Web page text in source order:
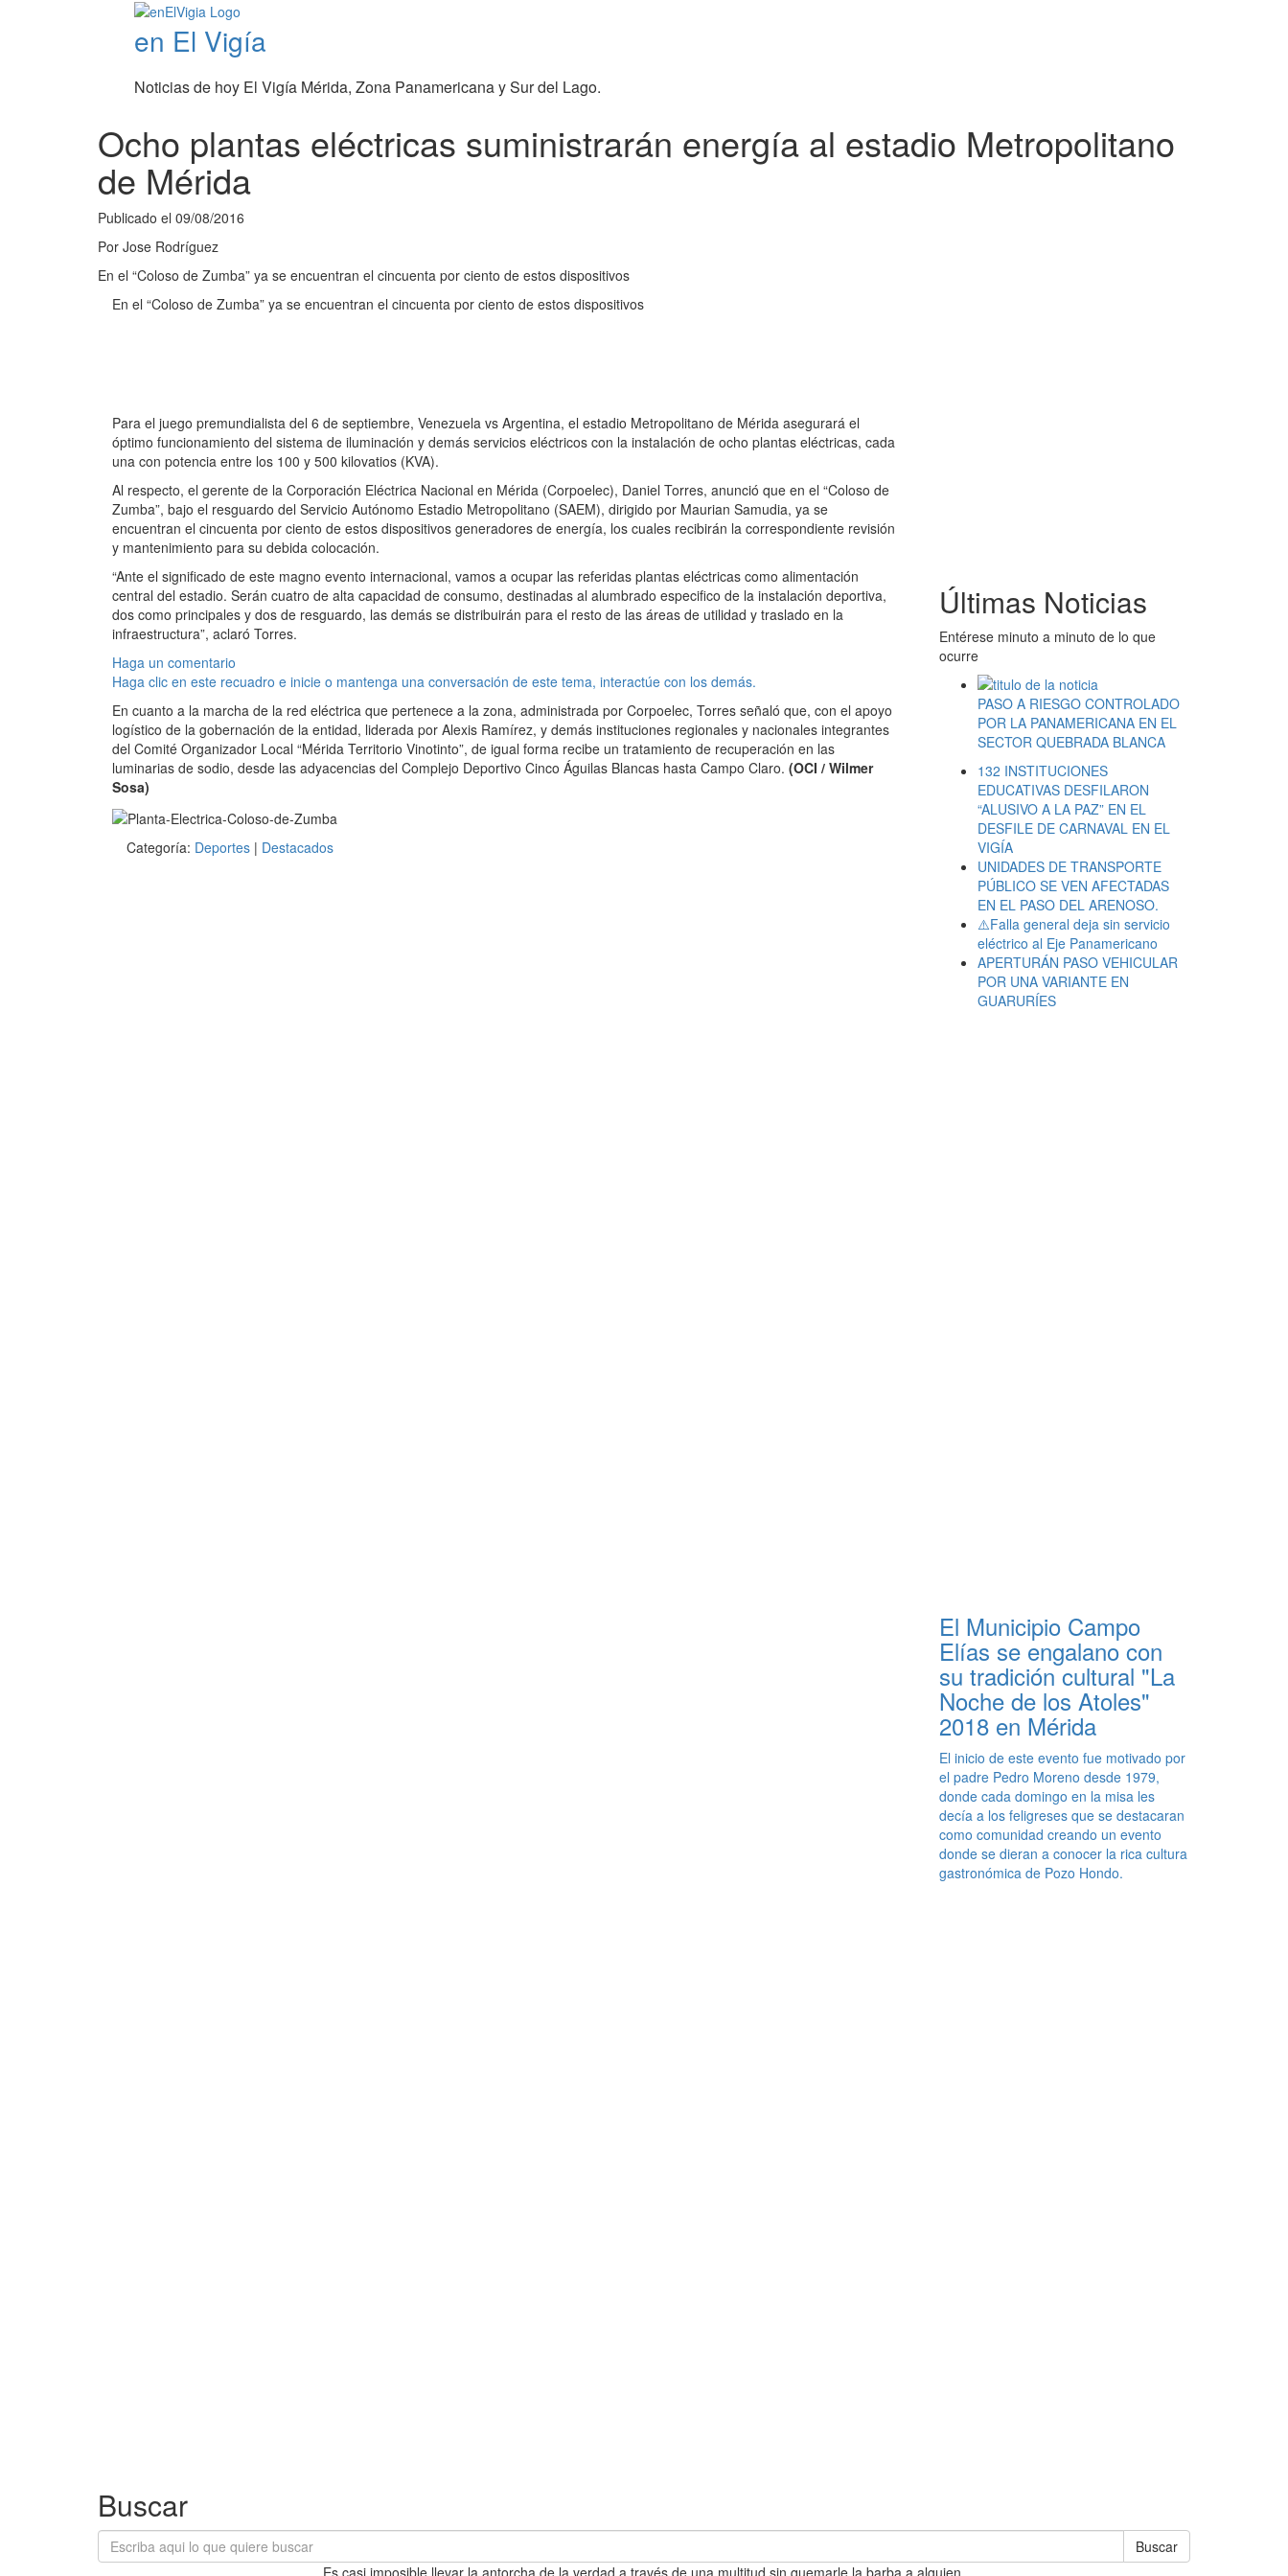
en El Vigía
Noticias de hoy El Vigía Mérida, Zona Panamericana y Sur del Lago.
Ocho plantas eléctricas suministrarán energía al estadio Metropolitano
de Mérida
Publicado el 09/08/2016
Por Jose Rodríguez
En el “Coloso de Zumba” ya se encuentran el cincuenta por ciento de estos dispositivos
En el “Coloso de Zumba” ya se encuentran el cincuenta por ciento de estos dispositivos
Para el juego premundialista del 6 de septiembre, Venezuela vs Argentina, el estadio Metropolitano de Mérida asegurará el
óptimo funcionamiento del sistema de iluminación y demás servicios eléctricos con la instalación de ocho plantas eléctricas, cada
una con potencia entre los 100 y 500 kilovatios (KVA).
Al respecto, el gerente de la Corporación Eléctrica Nacional en Mérida (Corpoelec), Daniel Torres, anunció que en el “Coloso de
Zumba”, bajo el resguardo del Servicio Autónomo Estadio Metropolitano (SAEM), dirigido por Maurian Samudia, ya se
encuentran el cincuenta por ciento de estos dispositivos generadores de energía, los cuales recibirán la correspondiente revisión
y mantenimiento para su debida colocación.
“Ante el significado de este magno evento internacional, vamos a ocupar las referidas plantas eléctricas como alimentación
central del estadio. Serán cuatro de alta capacidad de consumo, destinadas al alumbrado especifico de la instalación deportiva,
dos como principales y dos de resguardo, las demás se distribuirán para el resto de las áreas de utilidad y traslado en la
infraestructura”, aclaró Torres.
Haga un comentario
Haga clic en este recuadro e inicie o mantenga una conversación de este tema, interactúe con los demás.
En cuanto a la marcha de la red eléctrica que pertenece a la zona, administrada por Corpoelec, Torres señaló que, con el apoyo
logístico de la gobernación de la entidad, liderada por Alexis Ramírez, y demás instituciones regionales y nacionales integrantes
del Comité Organizador Local “Mérida Territorio Vinotinto”, de igual forma recibe un tratamiento de recuperación en las
luminarias de sodio, desde las adyacencias del Complejo Deportivo Cinco Águilas Blancas hasta Campo Claro. (OCI / Wilmer
Sosa)
Categoría: Deportes | Destacados
Últimas Noticias
Entérese minuto a minuto de lo que
ocurre
PASO A RIESGO CONTROLADO
POR LA PANAMERICANA EN EL
SECTOR QUEBRADA BLANCA
132 INSTITUCIONES
EDUCATIVAS DESFILARON
“ALUSIVO A LA PAZ” EN EL
DESFILE DE CARNAVAL EN EL
VIGÍA
UNIDADES DE TRANSPORTE
PÚBLICO SE VEN AFECTADAS
EN EL PASO DEL ARENOSO.
⚠️Falla general deja sin servicio
eléctrico al Eje Panamericano
APERTURÁN PASO VEHICULAR
POR UNA VARIANTE EN
GUARURÍES
El Municipio Campo
Elías se engalano con
su tradición cultural "La
Noche de los Atoles"
2018 en Mérida
El inicio de este evento fue motivado por
el padre Pedro Moreno desde 1979,
donde cada domingo en la misa les
decía a los feligreses que se destacaran
como comunidad creando un evento
donde se dieran a conocer la rica cultura
gastronómica de Pozo Hondo.
Buscar
Buscar